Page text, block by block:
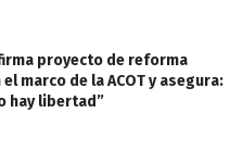
proyecto de reforma
marco de la ACOT y asegura:
hay libertad”